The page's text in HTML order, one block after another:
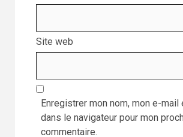
Site web
Enregistrer mon nom, mon e-mail
dans le navigateur pour mon
commentaire.